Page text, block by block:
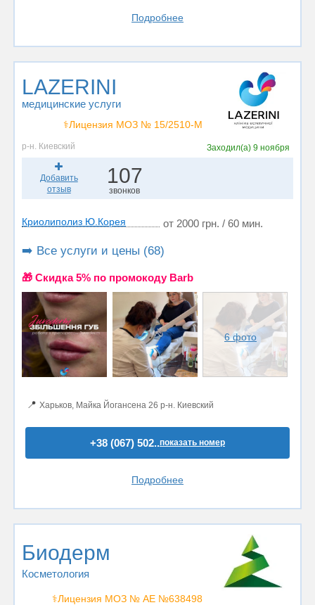
Подробнее
LAZERINI
медицинские услуги
⚕️Лицензия МОЗ № 15/2510-М
р-н. Киевский Заходил(а) 9 ноября
Добавить
отзыв
107
звонков
Криолиполиз Ю.Корея от 2000 грн. / 60 мин.
➡️ Все услуги и цены (68)
🎁 Cкидка 5% по промокоду Barb
6 фото
📍 Харьков, Майка Йогансена 26 р-н. Киевский
+38 (067) 502..показать номер
Подробнее
Биодерм
Косметология
⚕️Лицензия МОЗ № АЕ №638498